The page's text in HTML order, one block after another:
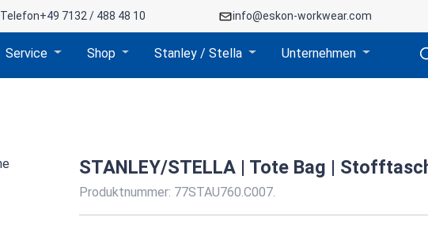
Telefon+49 7132 / 488 48 10 info@eskon-workwear.com
Service Shop Stanley / Stella Unternehmen
STANLEY/STELLA | Tote Bag |
Produktnummer: 77STAU760.C007.